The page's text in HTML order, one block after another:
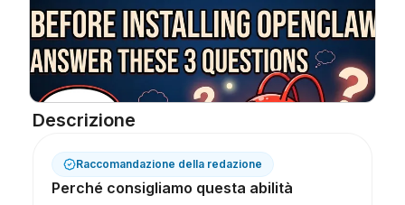
Descrizione
Raccomandazione della redazione
Perché consigliamo questa abilità